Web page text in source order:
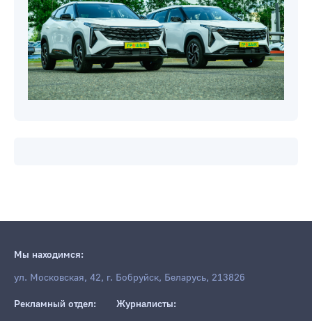
Мы находимся:
ул. Московская, 42, г. Бобруйск, Беларусь, 213826
Рекламный отдел: Журналисты: